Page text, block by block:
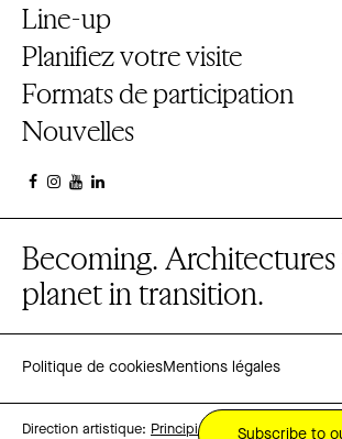
Line-up
Planifiez votre visite
Formats de participation
Nouvelles
Becoming. Architectures
planet in transition.
Politique de cookiesMentions légales
Direction artistique: Principi Subscribe to